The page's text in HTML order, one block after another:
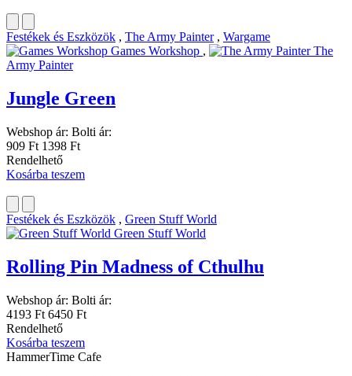
Festékek és Eszközök , The Army Painter, Wargame
Games Workshop ,
The
Army Painter
Jungle Green
Webshop ár: Bolti ár:
909 Ft 1398 Ft
Rendelhető
Kosárba teszem
Festékek és Eszközök , Green Stuff World
Green Stuff World
Rolling Pin Madness of Cthulhu
Webshop ár: Bolti ár:
4193 Ft 6450 Ft
Rendelhető
Kosárba teszem
HammerTime Cafe